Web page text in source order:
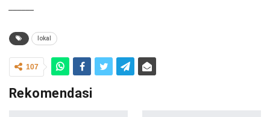
lokal
107
Rekomendasi